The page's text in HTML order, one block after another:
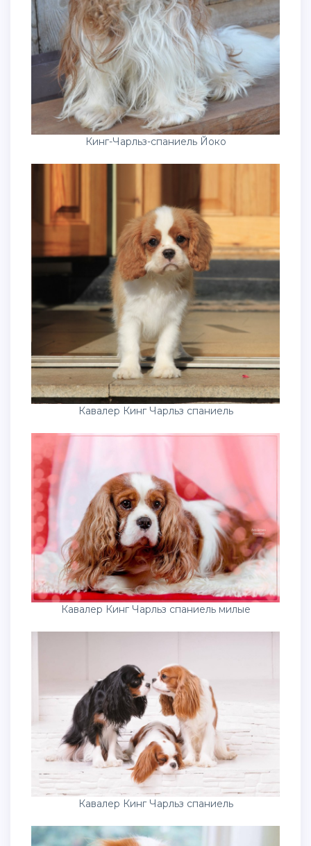
Кинг-Чарльз-спаниель Йоко
Кавалер Кинг Чарльз спаниель
Кавалер Кинг Чарльз спаниель милые
Кавалер Кинг Чарльз спаниель